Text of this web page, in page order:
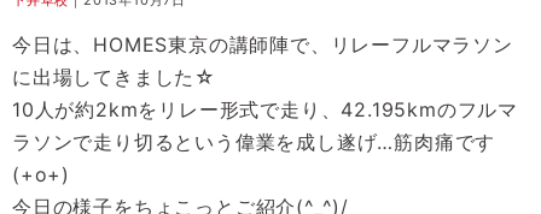
今日は、HOMES東京の講師陣で、リレーフルマラソン
に出場してきました☆
10人が約2kmをリレー形式で走り、42.195kmのフルマ
ラソンで走り切るという偉業を成し遂げ…筋肉痛です
(+o+)
今日の様子をちょこっとご紹介(^_^)/